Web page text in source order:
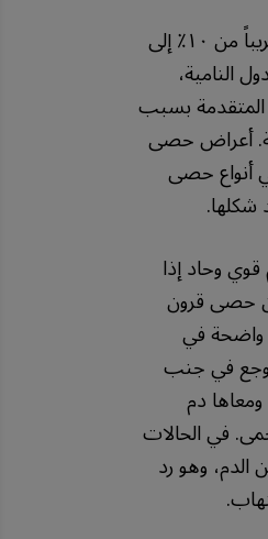
حصى قرون الغزال تمثل تقريباً من ١٠٪ إلى
النامية،
المتقدمة بسبب
أعراض حصى
أنواع حصى
وحاد إذا
حصى قرون
واضحة في
وجع في جنب
دم
في الحالات
وهو رد